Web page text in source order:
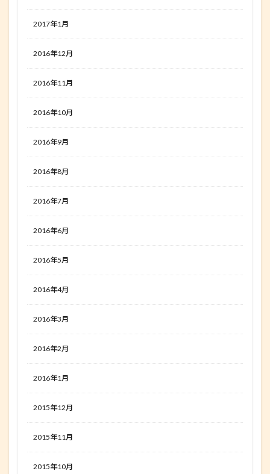
2017年1月
2016年12月
2016年11月
2016年10月
2016年9月
2016年8月
2016年7月
2016年6月
2016年5月
2016年4月
2016年3月
2016年2月
2016年1月
2015年12月
2015年11月
2015年10月